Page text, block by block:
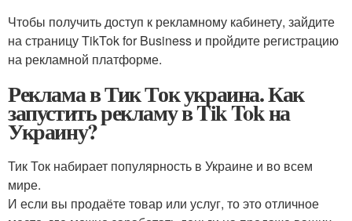
Чтобы получить доступ к рекламному кабинету, зайдите
на страницу TikTok for Business и пройдите регистрацию
на рекламной платформе.
Реклама в Тик Ток украина. Как
запустить рекламу в Tik Tok на
Украину?
Тик Ток набирает популярность в Украине и во всем
мире.
И если вы продаёте товар или услуг, то это отличное